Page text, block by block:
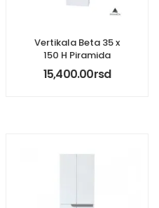
Vertikala Beta 35 x
150 H Piramida
15,400.00rsd